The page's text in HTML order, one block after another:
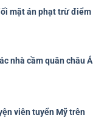
mặt án phạt trừ điểm
nhà cầm quân châu Á
viên tuyển Mỹ trên